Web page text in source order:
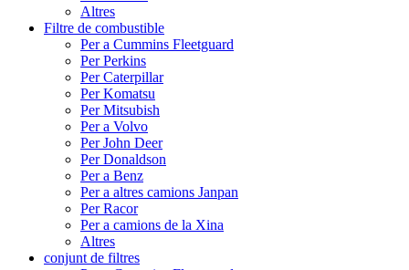
Altres
Filtre de combustible
Per a Cummins Fleetguard
Per Perkins
Per Caterpillar
Per Komatsu
Per Mitsubish
Per a Volvo
Per John Deer
Per Donaldson
Per a Benz
Per a altres camions Janpan
Per Racor
Per a camions de la Xina
Altres
conjunt de filtres